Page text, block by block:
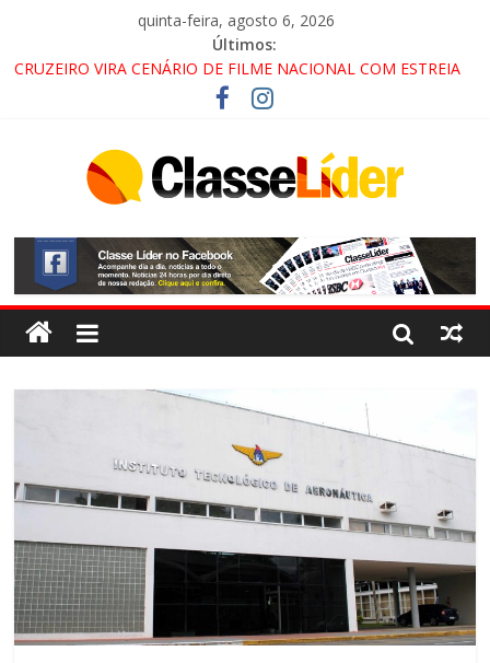
quinta-feira, agosto 6, 2026
Últimos:
CRUZEIRO VIRA CENÁRIO DE FILME NACIONAL COM ESTREIA
PROMOTOR DO GAECO
ACESSO À APARECIDA NA DUTRA SERÁ BLOQUEADO NO FIM
ALTERNATIVAS
LORENA, PINDAMONHANGABA E QUELUZ NA RETA FINAL
PELA FÁBRICA DA COCA-COLA!